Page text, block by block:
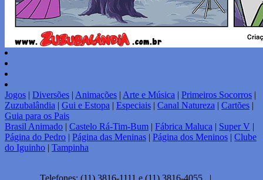
Jogos | Diversões | Animações | Arte e Música | Primeiros Socorros |
Zuzubalândia | Gui e Estopa | Especiais | Canal Natureza | Cartões |
Guia para os Pais
Brasil Animado | Castelo Rá-Tim-Bum | Fábrica Maluca | Super V |
Página do Pedro | Página das Meninas | Página dos Meninos | Clube
do Iguinho | Tampinha
Telefones: (11) 3816-1111 e (11) 3816-4055 |